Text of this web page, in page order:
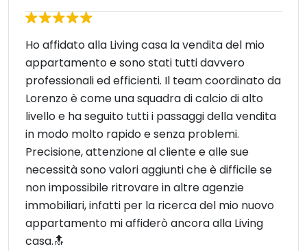
Ho affidato alla Living casa la vendita del mio
appartamento e sono stati tutti davvero
professionali ed efficienti. Il team coordinato da
Lorenzo è come una squadra di calcio di alto
livello e ha seguito tutti i passaggi della vendita
in modo molto rapido e senza problemi.
Precisione, attenzione al cliente e alle sue
necessità sono valori aggiunti che è difficile se
non impossibile ritrovare in altre agenzie
immobiliari, infatti per la ricerca del mio nuovo
appartamento mi affiderò ancora alla Living
casa.🔝